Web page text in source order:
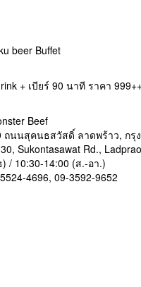
+ เบียร์ 90 นาที ราคา
Beef
นนสุคนธสวัสดิ์ ลาดพร้าว, กรุง
Sukontasawat Rd.,
/ 10:30-14:00 (ส.-อา.)
4696, 09-3592-9652